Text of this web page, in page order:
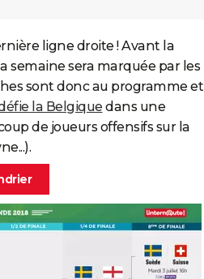
ligne droite ! Avant la
semaine sera marquée par les
sont donc au programme et
la Belgique dans une
de joueurs offensifs sur la